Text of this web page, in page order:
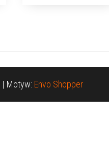
| Motyw: Envo Shopper